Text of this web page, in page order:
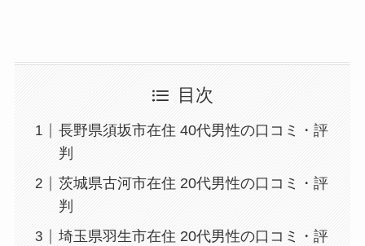
目次
長野県須坂市在住 40代男性の口コミ・評
判
茨城県古河市在住 20代男性の口コミ・評
判
埼玉県羽生市在住 20代男性の口コミ・評